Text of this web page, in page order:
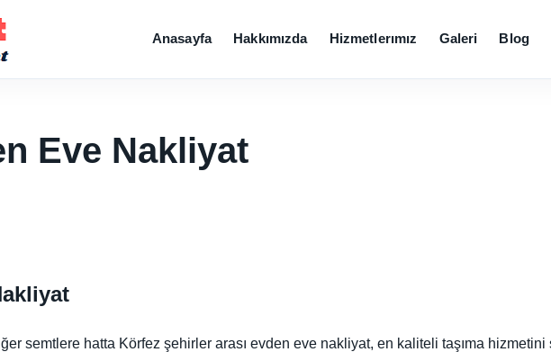
Anasayfa Hakkımızda Hizmetlerımız Galeri Blog
Eve Nakliyat
semtlere hatta Körfez şehirler arası evden eve nakliyat, en kaliteli taşıma